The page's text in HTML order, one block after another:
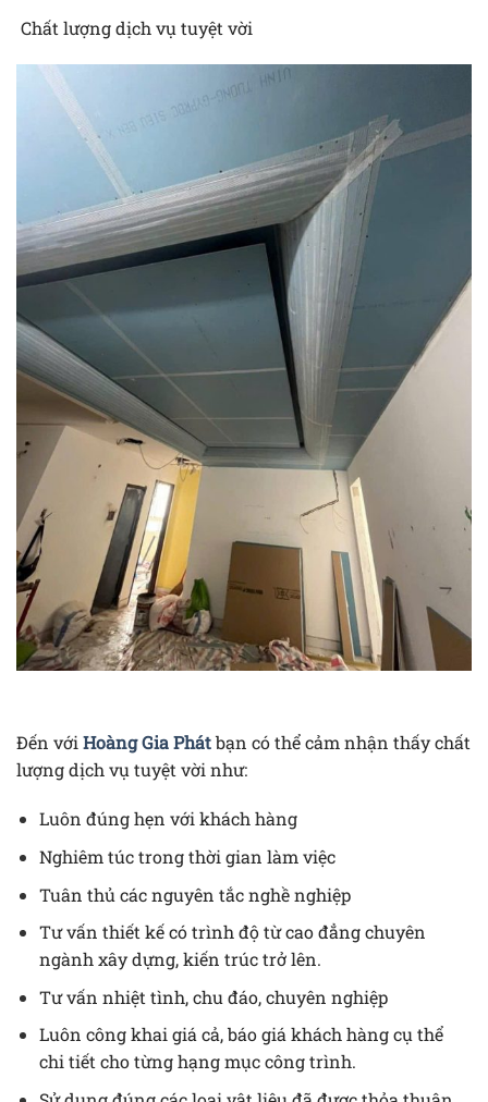
Chất lượng dịch vụ tuyệt vời
Đến với Hoàng Gia Phátbạn có thể cảm nhận thấy chất
lượng dịch vụ tuyệt vời như:
Luôn đúng hẹn với khách hàng
Nghiêm túc trong thời gian làm việc
Tuân thủ các nguyên tắc nghề nghiệp
Tư vấn thiết kế có trình độ từ cao đẳng chuyên
ngành xây dựng, kiến trúc trở lên.
Tư vấn nhiệt tình, chu đáo, chuyên nghiệp
Luôn công khai giá cả, báo giá khách hàng cụ thể
chi tiết cho từng hạng mục công trình.